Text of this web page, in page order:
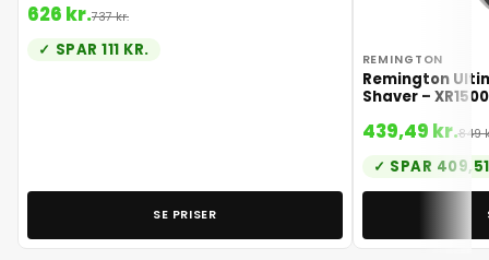
626 kr.737 kr.
SPAR 111 KR.
SE PRISER
REMINGTON
Remington
Shaver – XR1500
439,49 kr.849
SPAR